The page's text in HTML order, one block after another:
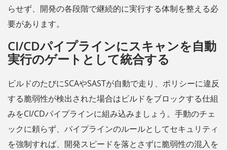
らせず、開発の各段階で継続的に実行する体制を整える必
要があります。
CI/CDパイプラインにスキャンを自動
実行のゲートとして統合する
ビルドのたびにSCAやSASTが自動で走り、ポリシーに違反
する脆弱性が検出された場合はビルドをブロックする仕組
みをCI/CDパイプラインに組み込みましょう。手動のチェ
ックに頼らず、パイプラインのルールとしてセキュリティ
を強制すれば、開発スピードを落とさずに脆弱性の混入を